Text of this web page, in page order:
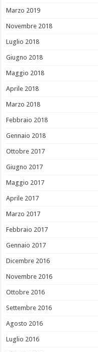
Marzo 2019
Novembre 2018
Luglio 2018
Giugno 2018
Maggio 2018
Aprile 2018
Marzo 2018
Febbraio 2018
Gennaio 2018
Ottobre 2017
Giugno 2017
Maggio 2017
Aprile 2017
Marzo 2017
Febbraio 2017
Gennaio 2017
Dicembre 2016
Novembre 2016
Ottobre 2016
Settembre 2016
Agosto 2016
Luglio 2016